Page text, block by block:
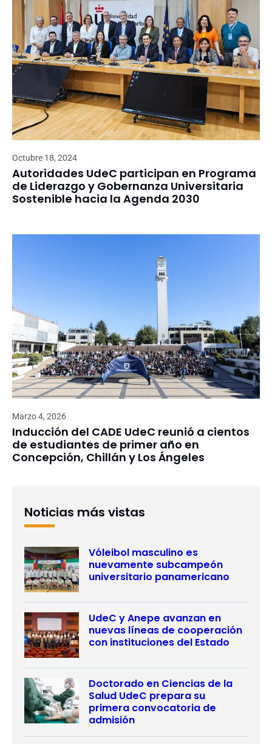
Octubre 18, 2024
Autoridades UdeC participan en Programa
de Liderazgo y Gobernanza Universitaria
Sostenible hacia la Agenda 2030
Marzo 4, 2026
Inducción del CADE UdeC reunió a cientos
de estudiantes de primer año en
Concepción, Chillán y Los Ángeles
Noticias más vistas
Vóleibol masculino es
nuevamente subcampeón
universitario panamericano
UdeC y Anepe avanzan en
nuevas líneas de cooperación
con instituciones del Estado
Doctorado en Ciencias de la
Salud UdeC prepara su
primera convocatoria de
admisión